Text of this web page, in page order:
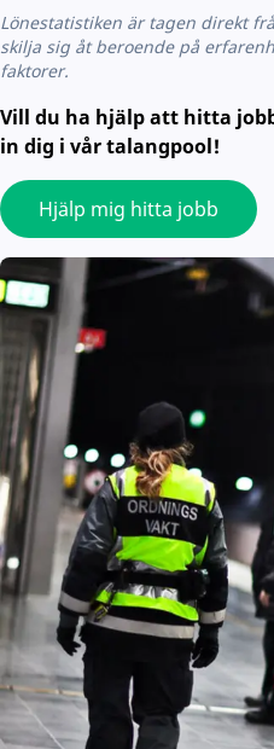
Lönestatistiken är tagen direkt
skilja sig åt beroende på
faktorer.
Vill du ha hjälp att hitta
in dig i vår talangpool!
Hjälp mig hitta jobb